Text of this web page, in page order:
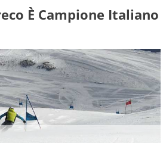
È Campione Italiano